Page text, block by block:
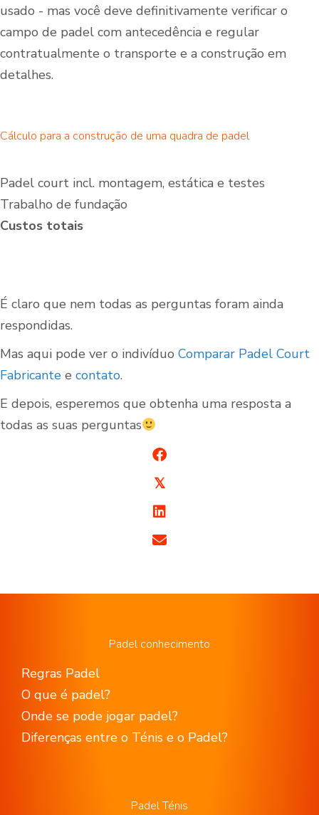
usado - mas você deve definitivamente verificar o
campo de padel com antecedência e regular
contratualmente o transporte e a construção em
detalhes.
Cálculo para a construção de uma quadra de padel
Padel court incl. montagem, estática e testes
Trabalho de fundação
Custos totais
É claro que nem todas as perguntas foram ainda
respondidas.
Mas aqui pode ver o indivíduo Comparar Padel Court
Fabricante e contato.
E depois, esperemos que obtenha uma resposta a
todas as suas perguntas
𝕏
Padel conhecimento
Regras Padel
O que é padel?
Onde se pode jogar padel?
Diferenças entre o Ténis e o Padel?
Padel Ténis